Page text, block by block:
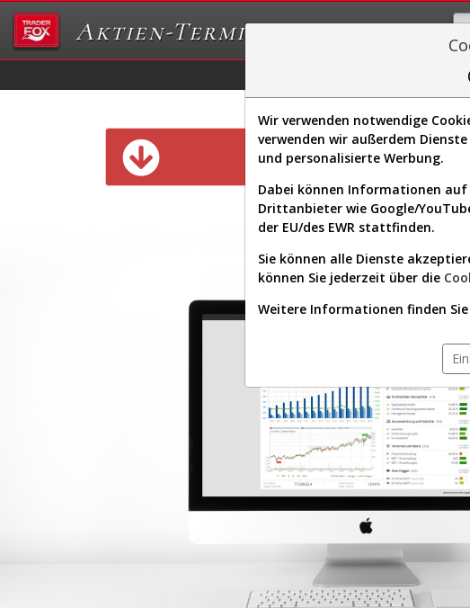
Aktien-Terminal
Diese Funktion
Wir verwenden notwendige
verwenden wir außerdem
und personalisierte Werbung.
Dabei können Informationen
Drittanbieter wie Google/
der EU/des EWR stattfinden.
Sie können alle Dienste
können Sie jederzeit über die
Weitere Informationen finden